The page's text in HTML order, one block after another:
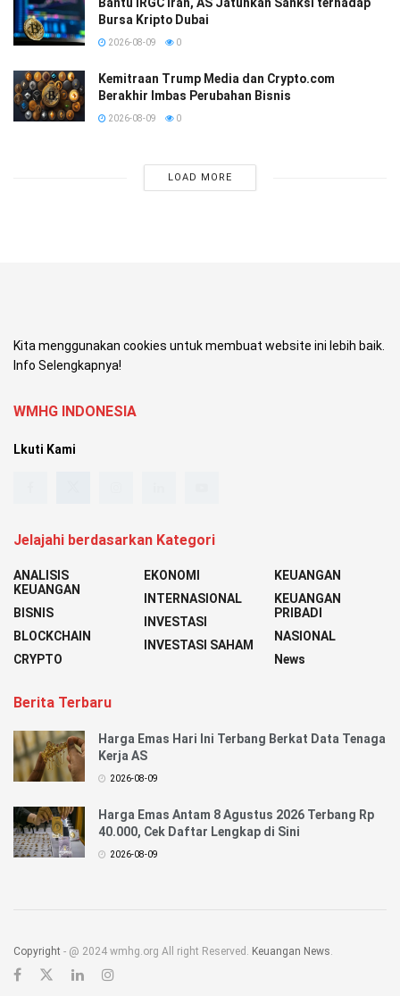
Bantu IRGC Iran, AS Jatuhkan Sanksi terhadap
Bursa Kripto Dubai
2026-08-09 0
Kemitraan Trump Media dan Crypto.com
Berakhir Imbas Perubahan Bisnis
2026-08-09 0
LOAD MORE
Kita menggunakan cookies untuk membuat website ini lebih baik.
Info Selengkapnya!
WMHG INDONESIA
Lkuti Kami
Jelajahi berdasarkan Kategori
ANALISIS
KEUANGAN
BISNIS
BLOCKCHAIN
CRYPTO
EKONOMI
INTERNASIONAL
INVESTASI
INVESTASI SAHAM
KEUANGAN
KEUANGAN
PRIBADI
NASIONAL
News
Berita Terbaru
Harga Emas Hari Ini Terbang Berkat Data Tenaga
Kerja AS
2026-08-09
Harga Emas Antam 8 Agustus 2026 Terbang Rp
40.000, Cek Daftar Lengkap di Sini
2026-08-09
Copyright - @ 2024 wmhg.org All right Reserved. Keuangan News.